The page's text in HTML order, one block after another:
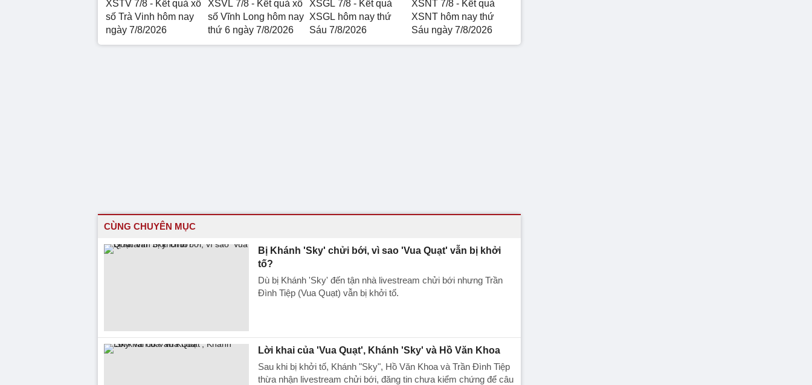
XSTV 7/8 - Kết quả xổ
số Trà Vinh hôm nay
ngày 7/8/2026
XSVL 7/8 - Kết quả xổ
số Vĩnh Long hôm nay
thứ 6 ngày 7/8/2026
XSGL 7/8 - Kết quả
XSGL hôm nay thứ
Sáu 7/8/2026
XSNT 7/8 - Kết quả
XSNT hôm nay thứ
Sáu ngày 7/8/2026
CÙNG CHUYÊN MỤC
Bị Khánh 'Sky' chửi bới, vì sao 'Vua Quạt' vẫn bị khởi
tố?
Dù bị Khánh 'Sky' đến tận nhà livestream chửi bới nhưng Trần
Đình Tiệp (Vua Quạt) vẫn bị khởi tố.
Lời khai của 'Vua Quạt', Khánh 'Sky' và Hồ Văn Khoa
Sau khi bị khởi tố, Khánh "Sky", Hồ Văn Khoa và Trần Đình Tiệp
thừa nhận livestream chửi bới, đăng tin chưa kiểm chứng để câu